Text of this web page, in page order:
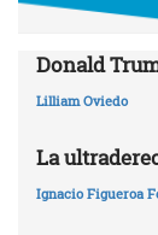
Donald
Lilliam Oviedo
La
Ignacio Figueroa